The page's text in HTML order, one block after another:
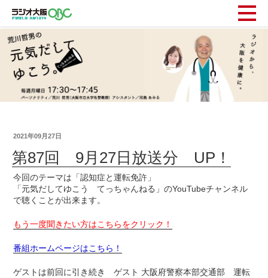
2021年09月27日
第87回 9月27日放送分 UP！
今回のテーマは「認知症と運転免許」
「元気だしてゆこう てっちゃんねる」のYouTubeチャンネル
で聴くことが出来ます。
もう一度聞きたい方はこちらをクリック！
番組ホームページはこちら！
ゲストは前回に引き続き ゲスト 大阪府警察本部交通部 運転